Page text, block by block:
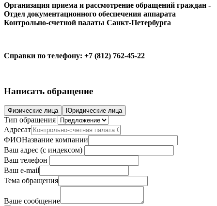
Организация приема и рассмотрение обращений граждан -
Отдел документационного обеспечения аппарата
Контрольно-счетной палаты Санкт-Петербурга
Справки по телефону: +7 (812) 762-45-22
Написать обращение
Физические лица Юридические лица
Тип обращения
Адресат
ФИОНазвание компании
Ваш адрес (с индексом)
Ваш телефон
Ваш e-mail
Тема обращения
Ваше сообщение